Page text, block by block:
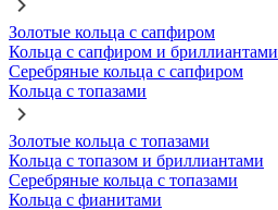
Золотые кольца с сапфиром
Кольца с сапфиром и бриллиантами
Серебряные кольца с сапфиром
Кольца с топазами
Золотые кольца с топазами
Кольца с топазом и бриллиантами
Серебряные кольца с топазами
Кольца с фианитами